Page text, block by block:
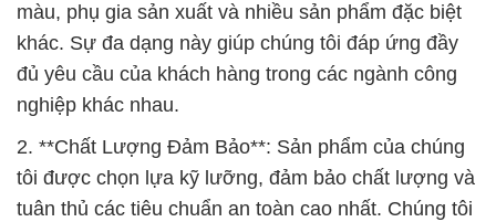
màu, phụ gia sản xuất và nhiều sản phẩm đặc biệt
khác. Sự đa dạng này giúp chúng tôi đáp ứng đầy
đủ yêu cầu của khách hàng trong các ngành công
nghiệp khác nhau.
2. **Chất Lượng Đảm Bảo**: Sản phẩm của chúng
tôi được chọn lựa kỹ lưỡng, đảm bảo chất lượng và
tuân thủ các tiêu chuẩn an toàn cao nhất. Chúng tôi